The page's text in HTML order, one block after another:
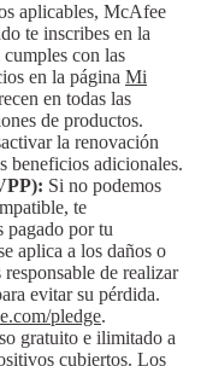
aplicables, McAfee
te inscribes en la
con las
en la página Mi
en todas las
de productos.
la renovación
beneficios adicionales.
Si no podemos
te
pagado por tu
aplica a los daños o
de realizar
evitar su pérdida.
pledge.
gratuito e ilimitado a
cubiertos. Los